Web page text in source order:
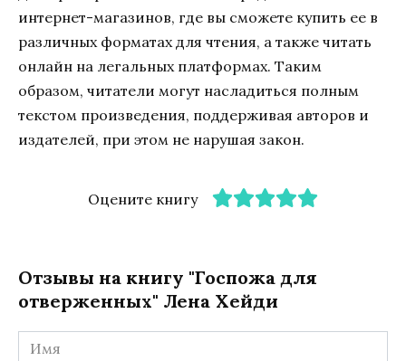
интернет-магазинов, где вы сможете купить ее в
различных форматах для чтения, а также читать
онлайн на легальных платформах. Таким
образом, читатели могут насладиться полным
текстом произведения, поддерживая авторов и
издателей, при этом не нарушая закон.
Оцените книгу
Отзывы на книгу "Госпожа для
отверженных" Лена Хейди
Имя